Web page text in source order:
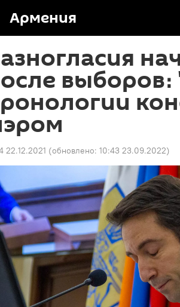
Армения
22.12.2021 (обновлено: 10:43 23.09.2022)